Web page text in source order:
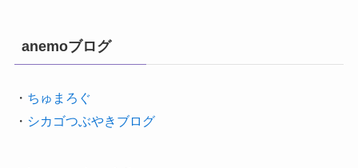
anemoブログ
・ ちゅまろぐ
・ シカゴつぶやきブログ